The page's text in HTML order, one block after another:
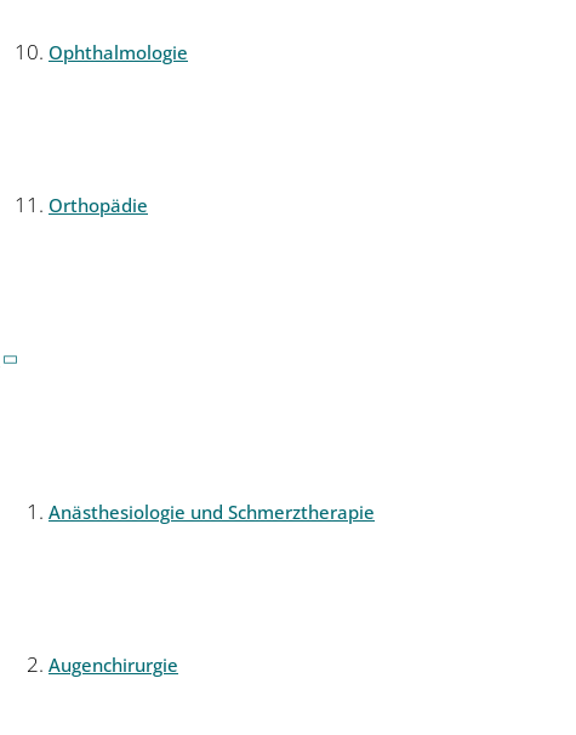
Ophthalmologie
Orthopädie
Anästhesiologie und Schmerztherapie
Augenchirurgie